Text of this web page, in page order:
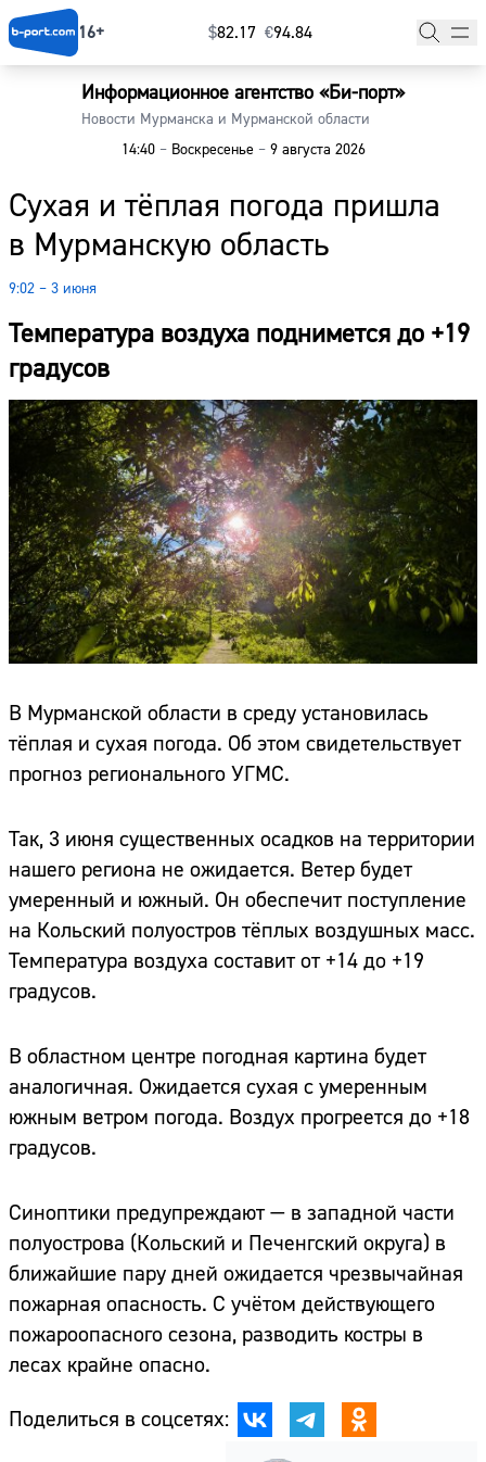
16+ $⁠82.17 €⁠94.84
Информационное агентство «Би-порт»
Новости Мурманска и Мурманской области
14:40 –Воскресенье –9 августа 2026
Сухая и тёплая погода пришла
в Мурманскую область
9:02 – 3 июня
Температура воздуха поднимется до +19
градусов
В Мурманской области в среду установилась
тёплая и сухая погода. Об этом свидетельствует
прогноз регионального УГМС.
Так, 3 июня существенных осадков на территории
нашего региона не ожидается. Ветер будет
умеренный и южный. Он обеспечит поступление
на Кольский полуостров тёплых воздушных масс.
Температура воздуха составит от +14 до +19
градусов.
В областном центре погодная картина будет
аналогичная. Ожидается сухая с умеренным
южным ветром погода. Воздух прогреется до +18
градусов.
Синоптики предупреждают — в западной части
полуострова (Кольский и Печенгский округа) в
ближайшие пару дней ожидается чрезвычайная
пожарная опасность. С учётом действующего
пожароопасного сезона, разводить костры в
лесах крайне опасно.
Поделиться в соцсетях:
Главная
Наши гости
Фоторепортажи
Погода
Курсы валют